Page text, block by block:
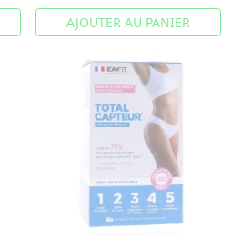
AJOUTER AU PANIER